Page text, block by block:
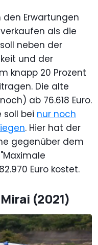
den Erwartungen
als die
neben der
und der
knapp 20 Prozent
Die alte
ab 76.618 Euro.
soll bei nur noch
. Hier hat der
gegenüber dem
Euro kostet.
(2021)